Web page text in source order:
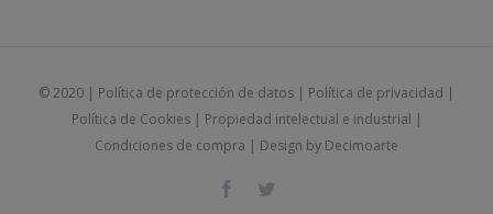
© 2020 | Política de protección de datos | Política de privacidad |
Política de Cookies| Propiedad intelectual e industrial |
Condiciones de compra | Design by Decimoarte
Facebook